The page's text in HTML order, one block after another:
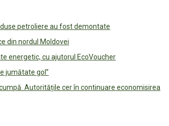
petroliere au fost demontate
din nordul Moldovei
energetic, cu ajutorul EcoVoucher
jumătate gol”
Autoritățile cer în continuare economisirea